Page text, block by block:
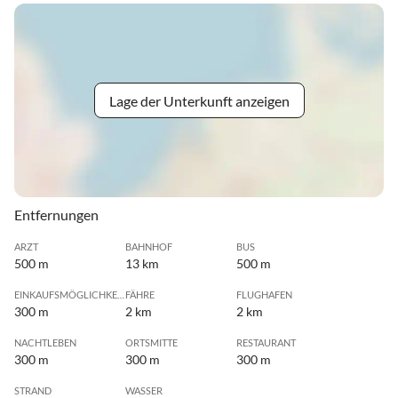
Lage der Unterkunft anzeigen
Entfernungen
ARZT
500 m
BAHNHOF
13 km
BUS
500 m
300 m
FÄHRE
2 km
FLUGHAFEN
2 km
NACHTLEBEN
300 m
ORTSMITTE
300 m
RESTAURANT
300 m
STRAND WASSER